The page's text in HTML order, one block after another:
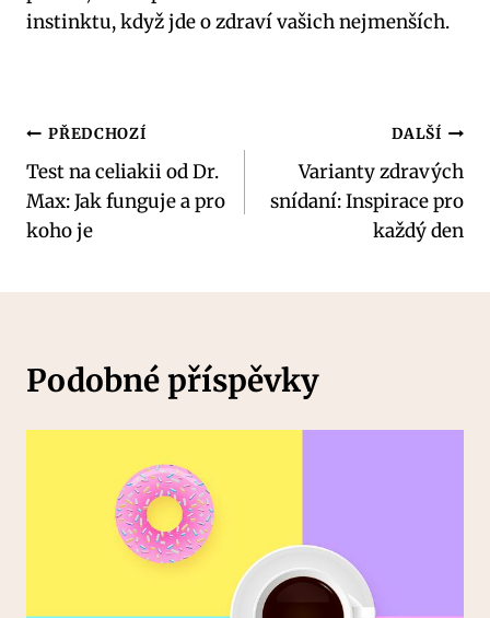
instinktu, když jde o zdraví vašich nejmenších.
Navigace
pro
příspěvek
PŘEDCHOZÍ
Test na celiakii od Dr.
Max: Jak funguje a pro
koho je
DALŠÍ
Varianty zdravých
snídaní: Inspirace pro
každý den
Podobné příspěvky